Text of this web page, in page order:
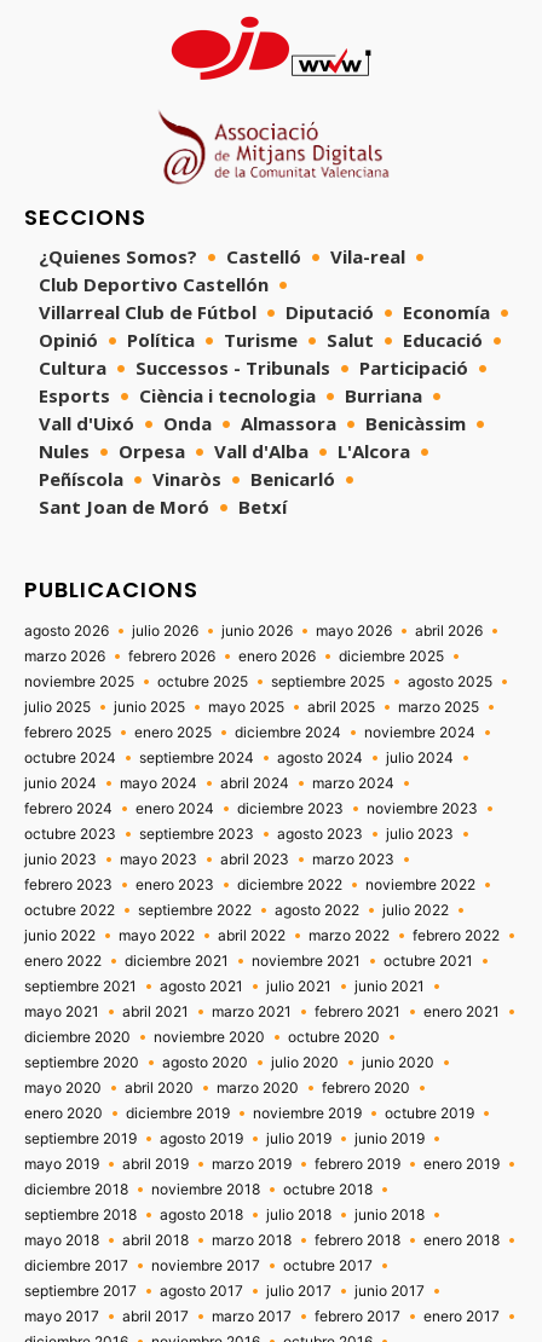
SECCIONS
¿Quienes Somos? Castelló
Vila-real
Club Deportivo Castellón
Villarreal Club de Fútbol
Diputació
Economía
Opinió
Política Turisme Salut
Educació
Cultura
Successos - Tribunals
Participació
Esports
Ciència i tecnologia
Burriana
Vall d'Uixó
Onda Almassora
Benicàssim
Nules
Orpesa Vall d'Alba
L'Alcora
Peñíscola
Vinaròs
Benicarló
Sant Joan de Moró
Betxí
PUBLICACIONS
agosto 2026 julio 2026 junio 2026 mayo 2026
abril 2026
marzo 2026
febrero 2026 enero 2026
diciembre 2025
noviembre 2025
octubre 2025 septiembre 2025
agosto 2025
julio 2025
junio 2025 mayo 2025 abril 2025
marzo 2025
febrero 2025
enero 2025 diciembre 2024
noviembre 2024
octubre 2024
septiembre 2024 agosto 2024
julio 2024
junio 2024
mayo 2024 abril 2024
marzo 2024
febrero 2024
enero 2024 diciembre 2023
noviembre 2023
octubre 2023
septiembre 2023 agosto 2023
julio 2023
junio 2023
mayo 2023 abril 2023
marzo 2023
febrero 2023
enero 2023 diciembre 2022
noviembre 2022
octubre 2022
septiembre 2022 agosto 2022
julio 2022
junio 2022
mayo 2022 abril 2022 marzo 2022
febrero 2022
enero 2022
diciembre 2021 noviembre 2021
octubre 2021
septiembre 2021
agosto 2021 julio 2021
junio 2021
mayo 2021
abril 2021 marzo 2021 febrero 2021
enero 2021
diciembre 2020
noviembre 2020
octubre 2020
septiembre 2020
agosto 2020 julio 2020
junio 2020
mayo 2020
abril 2020 marzo 2020
febrero 2020
enero 2020
diciembre 2019 noviembre 2019
octubre 2019
septiembre 2019
agosto 2019 julio 2019
junio 2019
mayo 2019
abril 2019 marzo 2019 febrero 2019
enero 2019
diciembre 2018
noviembre 2018
octubre 2018
septiembre 2018
agosto 2018 julio 2018
junio 2018
mayo 2018
abril 2018 marzo 2018 febrero 2018
enero 2018
diciembre 2017
noviembre 2017
octubre 2017
septiembre 2017
agosto 2017 julio 2017
junio 2017
mayo 2017
abril 2017 marzo 2017 febrero 2017
enero 2017